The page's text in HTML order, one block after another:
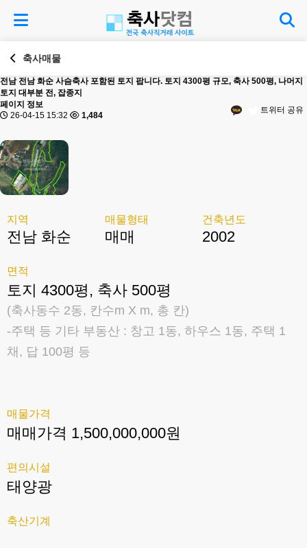
축사매물
전남 전남 화순 사슴축사 포함된 토지 팝니다. 토지 4300평 규모, 축사 500평, 나머지
토지 대부분 전, 잡종지
페이지 정보
26-04-15 15:32
1,484
트위터 공유
지역
전남 화순
매물형태
매매
건축년도
2002
면적
토지 4300평, 축사 500평
(축사동수 2동, 칸수m X m, 총 칸)
-주택 등 기타 부동산 : 창고 1동, 하우스 1동, 주택 1
채, 답 100평 등
매물가격
매매가격 1,500,000,000원
편의시설
태양광
축산기계